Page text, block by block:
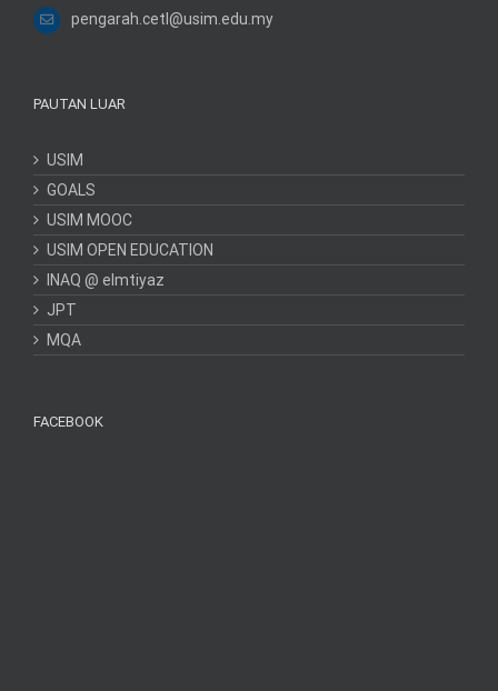
pengarah.cetl@usim.edu.my
PAUTAN LUAR
USIM
GOALS
USIM MOOC
USIM OPEN EDUCATION
INAQ @ elmtiyaz
JPT
MQA
FACEBOOK